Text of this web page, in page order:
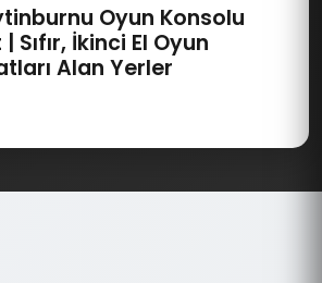
Oyun Konsolu
Sıfır, İkinci El Oyun
Alan Yerler